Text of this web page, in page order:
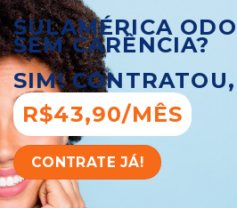
SULAMÉRICA
SEM CARÊNCIA?
SIM!
R$43,90/MÊS
CONTRATE JÁ!